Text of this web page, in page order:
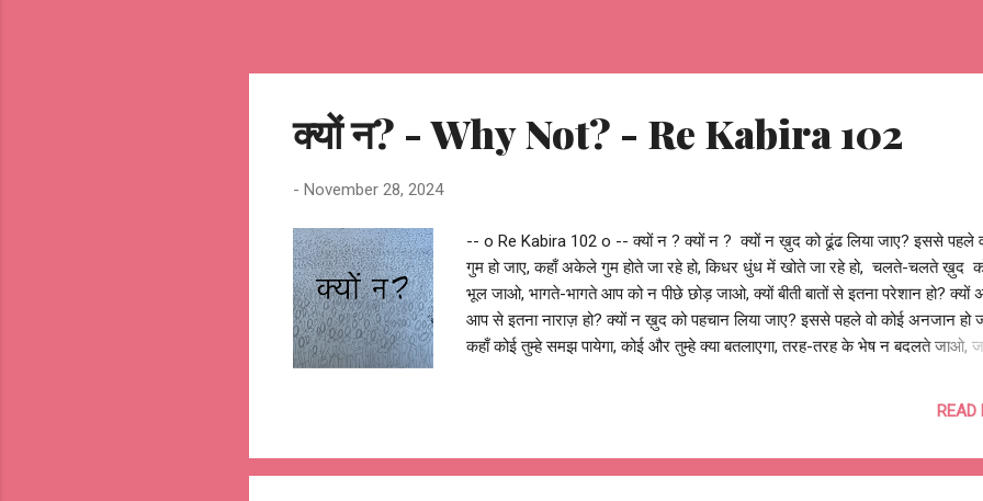
क्यों न? - Why Not? - Re Kabira 102
- November 28, 2024
-- o Re Kabira 102 o -- क्यों न ? क्यों न ? क्यों न ख़ुद को ढूंढ लिया जाए? इससे पहले
गुम हो जाए, कहाँ अकेले गुम होते जा रहे हो, किधर धुंध में खोते जा रहे हो, चलते-चलते ख़ुद
भूल जाओ, भागते-भागते आप को न पीछे छोड़ जाओ, क्यों बीती बातों से इतना परेशान हो? क्यों
आप से इतना नाराज़ हो? क्यों न ख़ुद को पहचान लिया जाए? इससे पहले वो कोई अनजान हो
कहाँ कोई तुम्हे समझ पायेगा, कोई और तुम्हे क्या बतलाएगा, तरह-तरह के भेष न बदलते जाओ,
कठोर हो जाते हो? क्यों न खुद को माफ़ कर दिया जाए? इससे पहले वो सोच का कैदी बन
क्यों अपने आप को सज़ा देने उतारू दिखते हो? क्यों न ख़ुद से समझौता कर लिया जाए? इससे
READ